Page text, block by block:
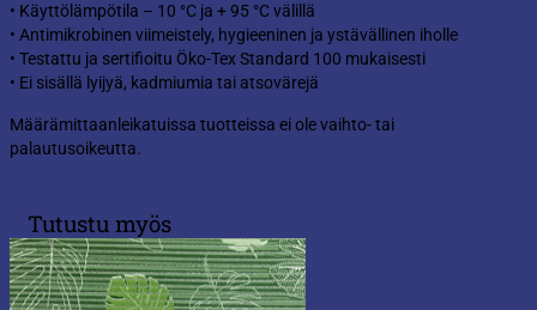
• Käyttölämpötila – 10 °C ja + 95 °C välillä
• Antimikrobinen viimeistely, hygieeninen ja ystävällinen iholle
• Testattu ja sertifioitu Öko-Tex Standard 100 mukaisesti
• Ei sisällä lyijyä, kadmiumia tai atsovärejä
Määrämittaanleikatuissa tuotteissa ei ole vaihto- tai
palautusoikeutta.
Tutustu myös